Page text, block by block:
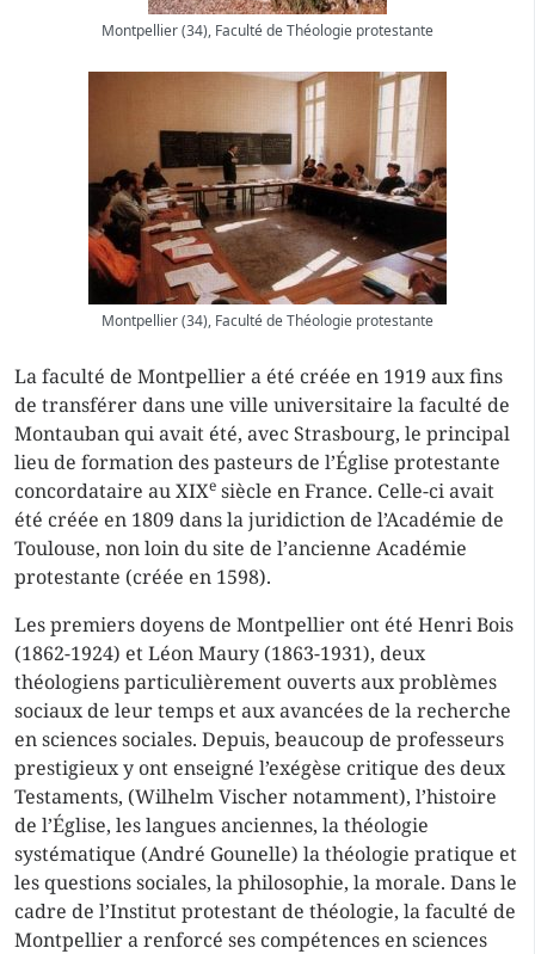
Montpellier (34), Faculté de Théologie protestante
Montpellier (34), Faculté de Théologie protestante
La faculté de Montpellier a été créée en 1919 aux fins
de transférer dans une ville universitaire la faculté de
Montauban qui avait été, avec Strasbourg, le principal
lieu de formation des pasteurs de l’Église protestante
concordataire au XIXe siècle en France. Celle-ci avait
été créée en 1809 dans la juridiction de l’Académie de
Toulouse, non loin du site de l’ancienne Académie
protestante (créée en 1598).
Les premiers doyens de Montpellier ont été Henri Bois
(1862-1924) et Léon Maury (1863-1931), deux
théologiens particulièrement ouverts aux problèmes
sociaux de leur temps et aux avancées de la recherche
en sciences sociales. Depuis, beaucoup de professeurs
prestigieux y ont enseigné l’exégèse critique des deux
Testaments, (Wilhelm Vischer notamment), l’histoire
de l’Église, les langues anciennes, la théologie
systématique (André Gounelle) la théologie pratique et
les questions sociales, la philosophie, la morale. Dans le
cadre de l’Institut protestant de théologie, la faculté de
Montpellier a renforcé ses compétences en sciences